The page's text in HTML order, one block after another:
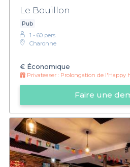
Le Bouillon
Pub
1 - 60 pers.
Charonne
€ Économique
Privateaser : Prolongation de l'Happy
Faire une